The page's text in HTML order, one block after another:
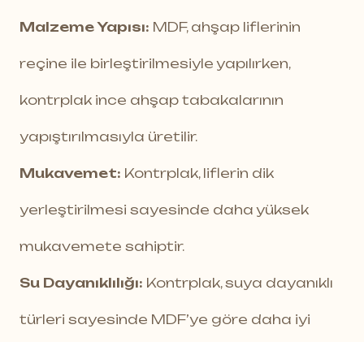
Malzeme Yapısı: MDF, ahşap liflerinin
reçine ile birleştirilmesiyle yapılırken,
kontrplak ince ahşap tabakalarının
yapıştırılmasıyla üretilir.
Mukavemet: Kontrplak, liflerin dik
yerleştirilmesi sayesinde daha yüksek
mukavemete sahiptir.
Su Dayanıklılığı: Kontrplak, suya dayanıklı
türleri sayesinde MDF’ye göre daha iyi